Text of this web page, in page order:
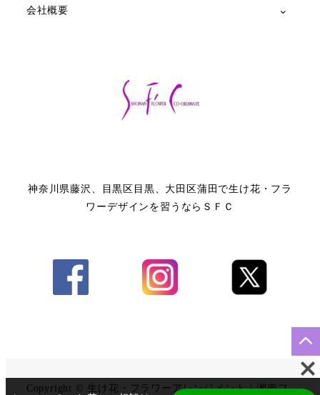
会社概要
神奈川県藤沢、目黒区目黒、大田区蒲田で生け花・フラ
ワーデザインを習うならＳＦＣ
Copyright © 生け花・フラワーアレンジメント｜湘南フ